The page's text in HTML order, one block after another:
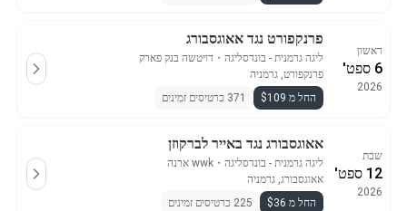
ראשון
6 ספט'
2026
פרנקפורט נגד אאוגסבורג
ליגה גרמנית - בונדסליגה ・ דויטשה בנק פארק
פרנקפורט, גרמניה
החל מ $109
371 כרטיסים זמינים
שבת
12 ספט'
2026
אאוגסבורג נגד באייר לברקוזן
ליגה גרמנית - בונדסליגה ・ wwk ארנה
אאוגסבורג, גרמניה
החל מ $36
225 כרטיסים זמינים